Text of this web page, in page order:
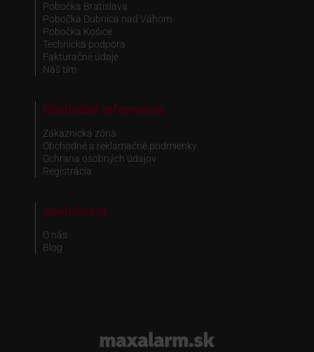
Pobočka Bratislava
Pobočka Dubnica nad Váhom
Pobočka Košice
Technická podpora
Fakturačné údaje
Náš tím
Obchodné informácie
Zákaznická zóna
Obchodné a reklamačné podmienky
Ochrana osobných údajov
Registrácia
Spoločnosť
O nás
Blog
www.maxalarm.sk